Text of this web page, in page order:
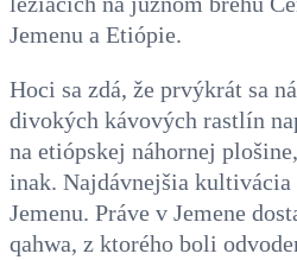
Jemenu a Etiópie.
Hoci sa zdá, že prvýkrát sa
divokých kávových rastlín
na etiópskej náhornej
inak. Najdávnejšia kultivácia
Jemenu. Práve v Jemene
qahwa, z ktorého boli